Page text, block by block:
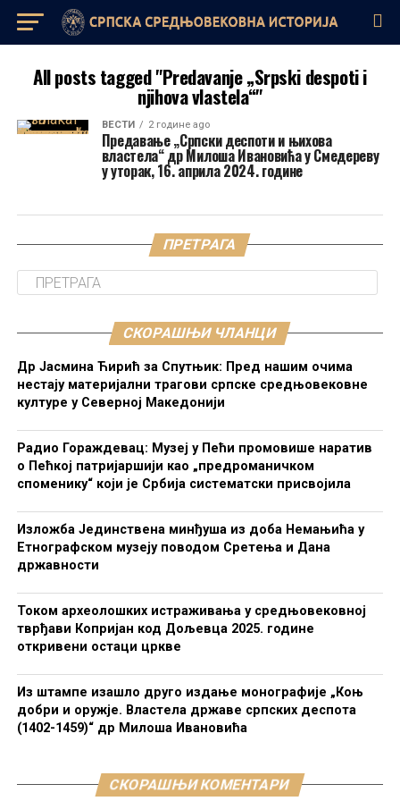
All posts tagged "Predavanje „Srpski despoti i
njihova vlastela“"
ВЕСТИ 2 године ago
Предавање „Српски деспоти и њихова
властела“ др Милоша Ивановића у Смедереву
у уторак, 16. априла 2024. године
ПРЕТРАГА
СКОРАШЊИ ЧЛАНЦИ
Др Јасмина Ћирић за Спутњик: Пред нашим очима
нестају материјални трагови српске средњовековне
културе у Северној Македонији
Радио Гораждевац: Музеј у Пећи промовише наратив
о Пећкој патријаршији као „предроманичком
споменику“ који је Србија систематски присвојила
Изложба Јединствена минђуша из доба Немањића у
Етнографском музеју поводом Сретења и Дана
државности
Током археолошких истраживања у средњовековној
тврђави Копријан код Дољевца 2025. године
откривени остаци цркве
Из штампе изашло друго издање монографије „Коњ
добри и оружје. Властела државе српских деспота
(1402-1459)“ др Милоша Ивановића
СКОРАШЊИ КОМЕНТАРИ